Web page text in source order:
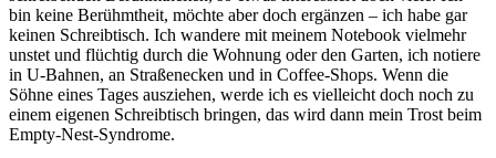
bin keine Berühmtheit, möchte aber doch ergänzen – ich habe gar
keinen Schreibtisch. Ich wandere mit meinem Notebook vielmehr
unstet und flüchtig durch die Wohnung oder den Garten, ich notiere
in U-Bahnen, an Straßenecken und in Coffee-Shops. Wenn die
Söhne eines Tages ausziehen, werde ich es vielleicht doch noch zu
einem eigenen Schreibtisch bringen, das wird dann mein Trost beim
Empty-Nest-Syndrome.